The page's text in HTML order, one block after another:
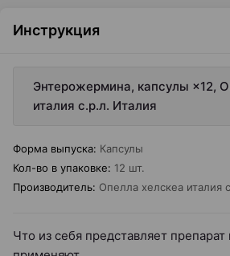
Инструкция
Энтерожермина, капсулы ×12,
италия с.р.л. Италия
Форма выпуска: Капсулы
Кол-во в упаковке: 12 шт.
Производитель: Опелла хелскеа италия
Что из себя представляет препарат